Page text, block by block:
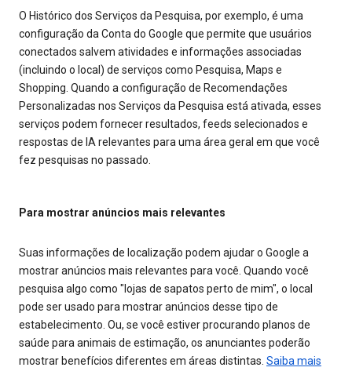
O Histórico dos Serviços da Pesquisa, por exemplo, é uma
configuração da Conta do Google que permite que usuários
conectados salvem atividades e informações associadas
(incluindo o local) de serviços como Pesquisa, Maps e
Shopping. Quando a configuração de Recomendações
Personalizadas nos Serviços da Pesquisa está ativada, esses
serviços podem fornecer resultados, feeds selecionados e
respostas de IA relevantes para uma área geral em que você
fez pesquisas no passado.
Para mostrar anúncios mais relevantes
Suas informações de localização podem ajudar o Google a
mostrar anúncios mais relevantes para você. Quando você
pesquisa algo como "lojas de sapatos perto de mim", o local
pode ser usado para mostrar anúncios desse tipo de
estabelecimento. Ou, se você estiver procurando planos de
saúde para animais de estimação, os anunciantes poderão
mostrar benefícios diferentes em áreas distintas. Saiba mais